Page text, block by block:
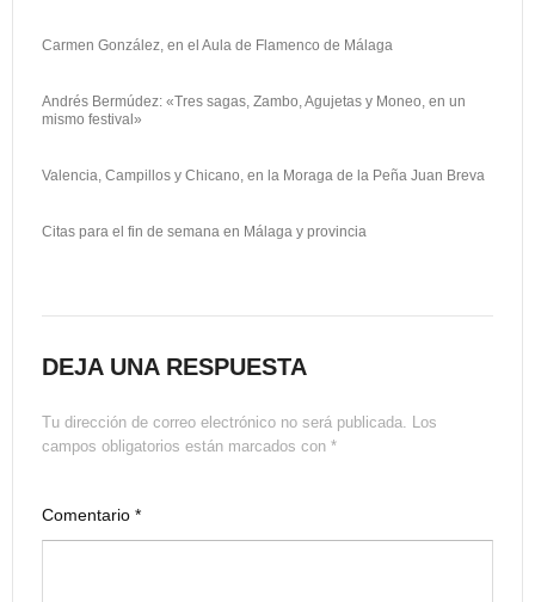
Carmen González, en el Aula de Flamenco de Málaga
Andrés Bermúdez: «Tres sagas, Zambo, Agujetas y Moneo, en un
mismo festival»
Valencia, Campillos y Chicano, en la Moraga de la Peña Juan Breva
Citas para el fin de semana en Málaga y provincia
DEJA UNA RESPUESTA
Tu dirección de correo electrónico no será publicada. Los
campos obligatorios están marcados con *
Comentario *